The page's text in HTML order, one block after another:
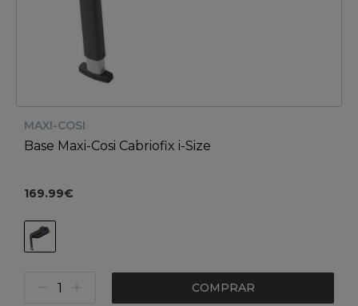
MAXI-COSI
Base Maxi-Cosi Cabriofix i-Size
169.99€
COMPRAR